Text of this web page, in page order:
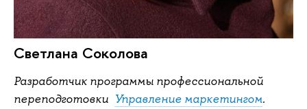
Светлана Соколова
Разработчик программы профессиональной
переподготовки Управление маркетингом.